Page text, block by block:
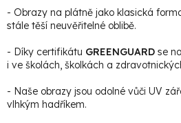
- Obrazy na plátně jako klasická
stále těší neuvěřitelné oblibě.
- Díky certifikátu GREENGUARD se
i ve školách, školkách a
- Naše obrazy jsou odolné vůči UV
vlhkým hadříkem.